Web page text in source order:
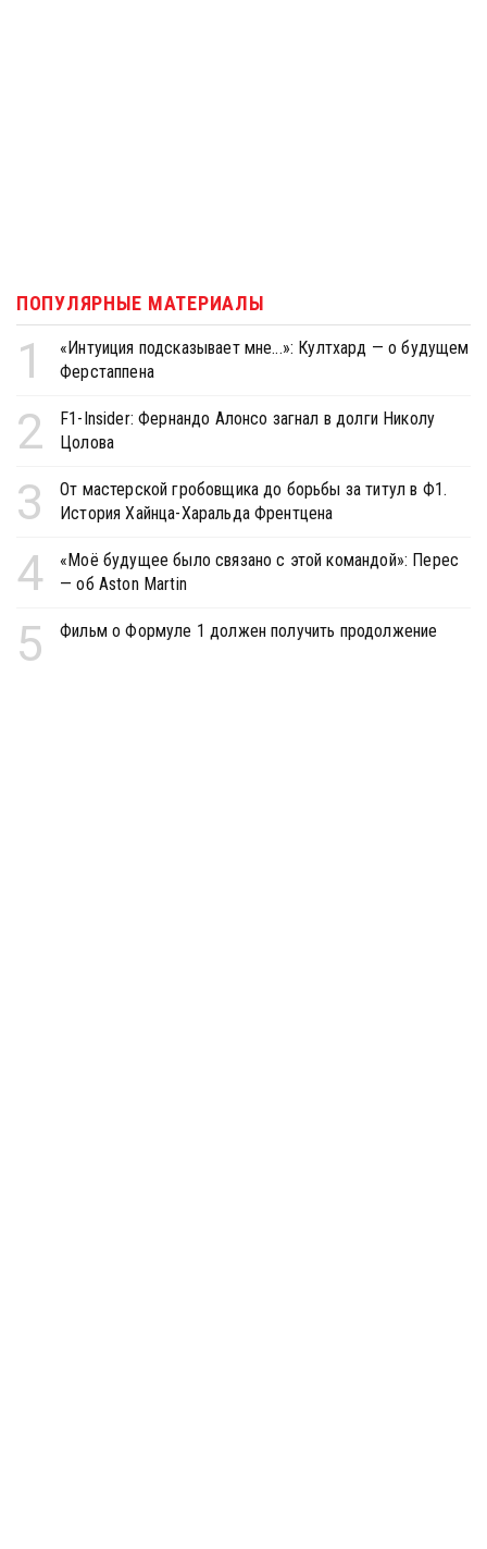
ПОПУЛЯРНЫЕ МАТЕРИАЛЫ
1
«Интуиция подсказывает мне...»: Култхард — о будущем
Ферстаппена
2
F1-Insider: Фернандо Алонсо загнал в долги Николу
Цолова
3
От мастерской гробовщика до борьбы за титул в Ф1.
История Хайнца-Харальда Френтцена
4
«Моё будущее было связано с этой командой»: Перес
— об Aston Martin
5 Фильм о Формуле 1 должен получить продолжение